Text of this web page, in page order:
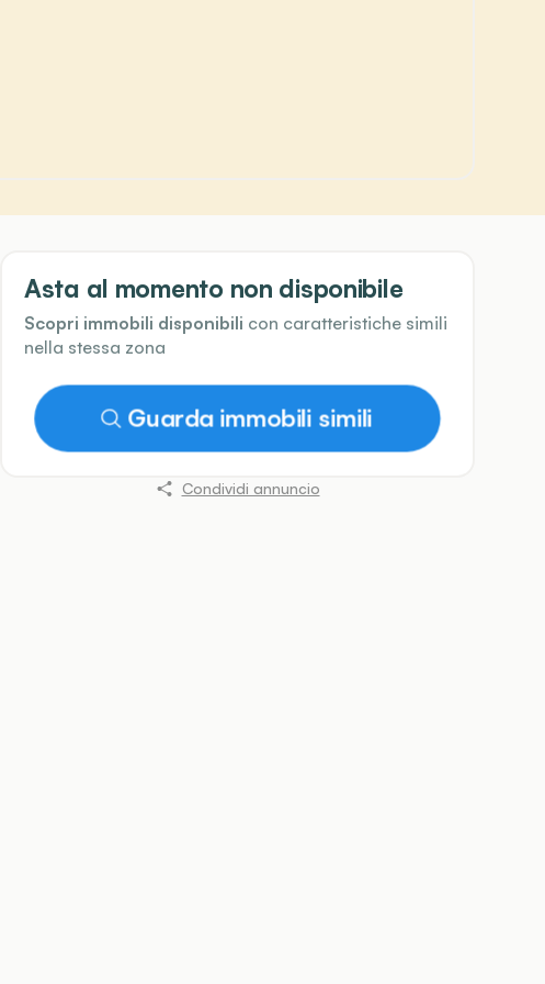
Asta al momento non disponibile
Scopri immobili disponibili con caratteristiche simili
nella stessa zona
Guarda immobili simili
Condividi annuncio